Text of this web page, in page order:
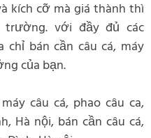
kích cỡ mà giá thành thì
với đầy đủ các
bán cần câu cá, máy
của bạn.
câu cá, phao câu ca,
Hà nội, bán cần câu cá,